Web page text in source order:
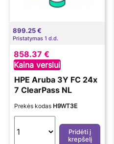
899.25 €
Pristatymas 1 d.d.
858.37 €
Kaina verslui
HPE Aruba 3Y FC 24x
7 ClearPass NL
Prekės kodas H9WT3E
Pridėti į
krepšelį